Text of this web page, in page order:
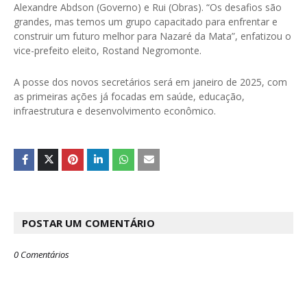
Alexandre Abdson (Governo) e Rui (Obras). “Os desafios são
grandes, mas temos um grupo capacitado para enfrentar e
construir um futuro melhor para Nazaré da Mata”, enfatizou o
vice-prefeito eleito, Rostand Negromonte.
A posse dos novos secretários será em janeiro de 2025, com
as primeiras ações já focadas em saúde, educação,
infraestrutura e desenvolvimento econômico.
POSTAR UM COMENTÁRIO
0 Comentários